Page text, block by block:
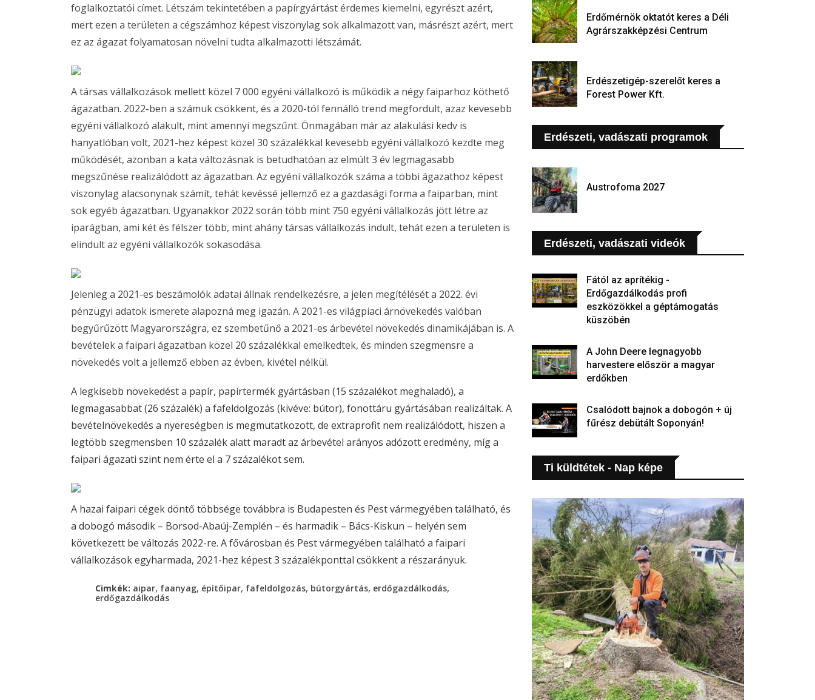
foglalkoztatói címet. Létszám tekintetében a papírgyártást érdemes kiemelni, egyrészt azért,
mert ezen a területen a cégszámhoz képest viszonylag sok alkalmazott van, másrészt azért, mert
ez az ágazat folyamatosan növelni tudta alkalmazotti létszámát.
A társas vállalkozások mellett közel 7 000 egyéni vállalkozó is működik a négy faiparhoz köthető
ágazatban. 2022-ben a számuk csökkent, és a 2020-tól fennálló trend megfordult, azaz kevesebb
egyéni vállalkozó alakult, mint amennyi megszűnt. Önmagában már az alakulási kedv is
hanyatlóban volt, 2021-hez képest közel 30 százalékkal kevesebb egyéni vállalkozó kezdte meg
működését, azonban a kata változásnak is betudhatóan az elmúlt 3 év legmagasabb
megszűnése realizálódott az ágazatban. Az egyéni vállalkozók száma a többi ágazathoz képest
viszonylag alacsonynak számít, tehát kevéssé jellemző ez a gazdasági forma a faiparban, mint
sok egyéb ágazatban. Ugyanakkor 2022 során több mint 750 egyéni vállalkozás jött létre az
iparágban, ami két és félszer több, mint ahány társas vállalkozás indult, tehát ezen a területen is
elindult az egyéni vállalkozók sokasodása.
Jelenleg a 2021-es beszámolók adatai állnak rendelkezésre, a jelen megítélését a 2022. évi
pénzügyi adatok ismerete alapozná meg igazán. A 2021-es világpiaci árnövekedés valóban
begyűrűzött Magyarországra, ez szembetűnő a 2021-es árbevétel növekedés dinamikájában is. A
bevételek a faipari ágazatban közel 20 százalékkal emelkedtek, és minden szegmensre a
növekedés volt a jellemző ebben az évben, kivétel nélkül.
A legkisebb növekedést a papír, papírtermék gyártásban (15 százalékot meghaladó), a
legmagasabbat (26 százalék) a fafeldolgozás (kivéve: bútor), fonottáru gyártásában realizáltak. A
bevételnövekedés a nyereségben is megmutatkozott, de extraprofit nem realizálódott, hiszen a
legtöbb szegmensben 10 százalék alatt maradt az árbevétel arányos adózott eredmény, míg a
faipari ágazati szint nem érte el a 7 százalékot sem.
A hazai faipari cégek döntő többsége továbbra is Budapesten és Pest vármegyében található, és
a dobogó második – Borsod-Abaúj-Zemplén – és harmadik – Bács-Kiskun – helyén sem
következett be változás 2022-re. A fővárosban és Pest vármegyében található a faipari
vállalkozások egyharmada, 2021-hez képest 3 százalékponttal csökkent a részarányuk.
Cimkék: aipar, faanyag, építőipar, fafeldolgozás, bútorgyártás, erdőgazdálkodás,
erdőgazdálkodás
Erdőmérnök oktatót keres a Déli
Agrárszakképzési Centrum
Erdészetigép-szerelőt keres a
Forest Power Kft.
Erdészeti, vadászati programok
Austrofoma 2027
Erdészeti, vadászati videók
Fától az aprítékig -
Erdőgazdálkodás profi
eszközökkel a géptámogatás
küszöbén
A John Deere legnagyobb
harvestere először a magyar
erdőkben
Csalódott bajnok a dobogón + új
fűrész debütált Soponyán!
Ti küldtétek - Nap képe